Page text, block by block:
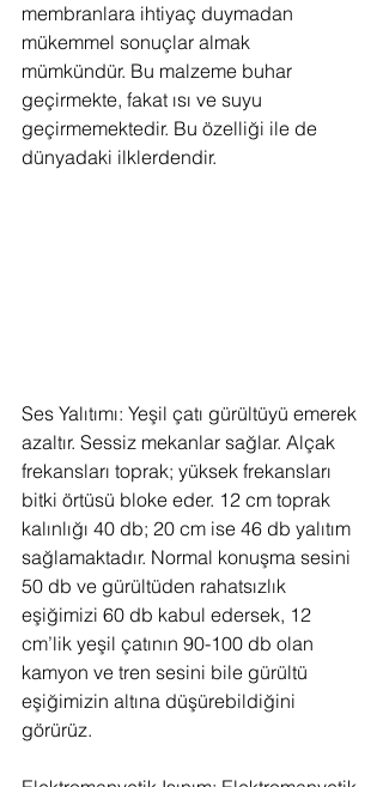
membranlara ihtiyaç duymadan
mükemmel sonuçlar almak
mümkündür. Bu malzeme buhar
geçirmekte, fakat ısı ve suyu
geçirmemektedir. Bu özelliği ile de
dünyadaki ilklerdendir.
Ses Yalıtımı: Yeşil çatı gürültüyü emerek
azaltır. Sessiz mekanlar sağlar. Alçak
frekansları toprak; yüksek frekansları
bitki örtüsü bloke eder. 12 cm toprak
kalınlığı 40 db; 20 cm ise 46 db yalıtım
sağlamaktadır. Normal konuşma sesini
50 db ve gürültüden rahatsızlık
eşiğimizi 60 db kabul edersek, 12
cm’lik yeşil çatının 90-100 db olan
kamyon ve tren sesini bile gürültü
eşiğimizin altına düşürebildiğini
görürüz.